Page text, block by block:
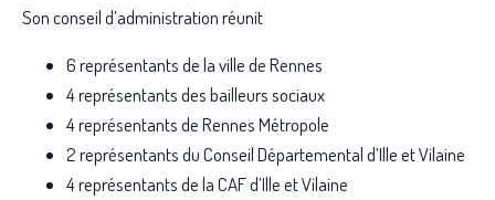
Son conseil d’administration réunit
6 représentants de la ville de Rennes
4 représentants des bailleurs sociaux
4 représentants de Rennes Métropole
2 représentants du Conseil Départemental d’Ille et Vilaine
4 représentants de la CAF d’Ille et Vilaine